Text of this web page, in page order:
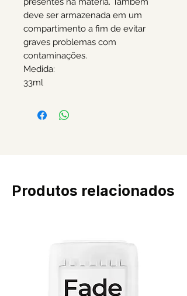
deve ser armazenada em um
compartimento a fim de evitar
graves problemas com
contaminações.
Medida:
33ml
Produtos relacionados